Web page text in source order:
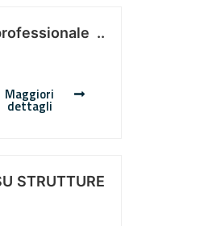
..
Maggiori
dettagli
STRUTTURE